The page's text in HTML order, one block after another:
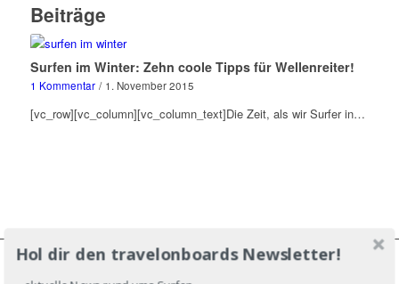
Beiträge
Surfen im Winter: Zehn coole Tipps für Wellenreiter!
1 Kommentar / 1. November 2015
[vc_row][vc_column][vc_column_text]Die Zeit, als wir Surfer in…
Hol dir den travelonboards Newsletter!